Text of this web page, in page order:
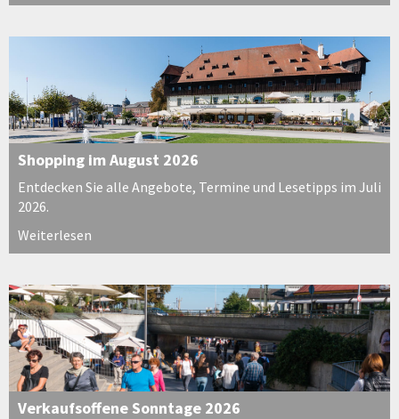
Shopping im August 2026
Entdecken Sie alle Angebote, Termine und Lesetipps im Juli
2026.
Weiterlesen
Verkaufsoffene Sonntage 2026